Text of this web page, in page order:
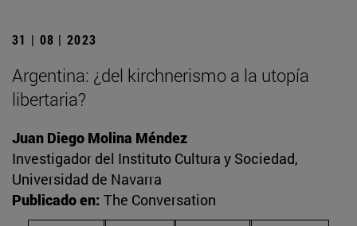
31 | 08 | 2023
Argentina: ¿del kirchnerismo a la utopía
libertaria?
Juan Diego Molina Méndez
Investigador del Instituto Cultura y Sociedad,
Universidad de Navarra
Publicado en: The Conversation